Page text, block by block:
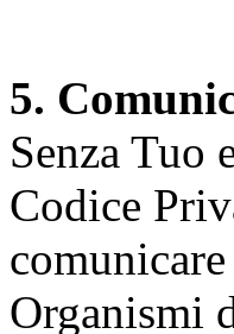
5.
Senza Tuo
Codice
Organismi